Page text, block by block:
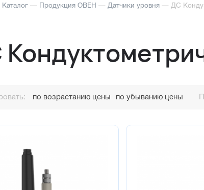
Каталог — Продукция ОВЕН — Датчики уровня — ДС
по возрастанию цены по убыванию цены